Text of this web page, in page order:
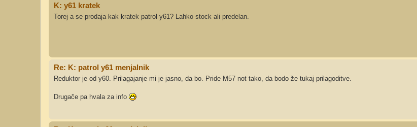
K: y61 kratek
Torej a se prodaja kak kratek patrol y61? Lahko stock ali predelan.
Re: K: patrol y61 menjalnik
Reduktor je od y60. Prilagajanje mi je jasno, da bo. Pride M57 not tako, da bodo že tukaj prilagoditve.
Drugače pa hvala za info